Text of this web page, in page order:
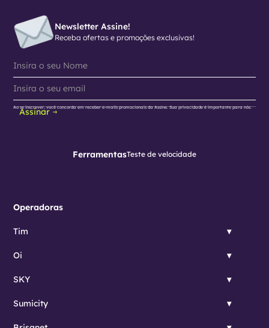
Newsletter Assine!
Receba ofertas e promoções exclusivas!
Assinar
Ao se inscrever, você concorda em receber e-mails promocionais da Assine. Sua privacidade é importante para nós.
FerramentasTeste de velocidade
Operadoras
Tim
Oi
SKY
Sumicity